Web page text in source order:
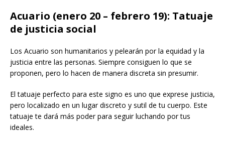
Acuario (enero 20 – febrero 19): Tatuaje
de justicia social
Los Acuario son humanitarios y pelearán por la equidad y la
justicia entre las personas. Siempre consiguen lo que se
proponen, pero lo hacen de manera discreta sin presumir.
El tatuaje perfecto para este signo es uno que exprese justicia,
pero localizado en un lugar discreto y sutil de tu cuerpo. Este
tatuaje te dará más poder para seguir luchando por tus
ideales.